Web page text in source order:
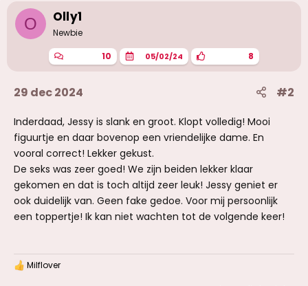
n
g O Olly1
Newbie
10 05/02/24 8
29 dec 2024 #2
Inderdaad, Jessy is slank en groot. Klopt volledig! Mooi
figuurtje en daar bovenop een vriendelijke dame. En
vooral correct! Lekker gekust.
De seks was zeer goed! We zijn beiden lekker klaar
gekomen en dat is toch altijd zeer leuk! Jessy geniet er
ook duidelijk van. Geen fake gedoe. Voor mij persoonlijk
een toppertje! Ik kan niet wachten tot de volgende keer!
W Milflover